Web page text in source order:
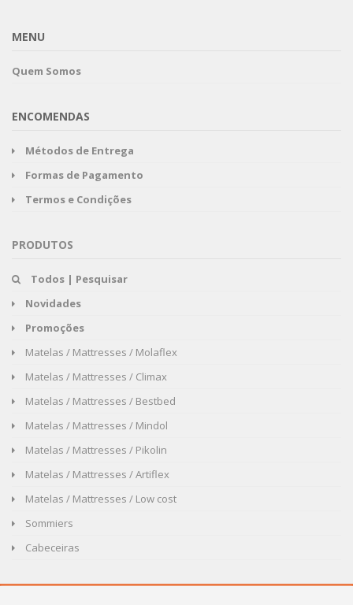
MENU
Quem Somos
ENCOMENDAS
Métodos de Entrega
Formas de Pagamento
Termos e Condições
PRODUTOS
Todos | Pesquisar
Novidades
Promoções
Matelas / Mattresses / Molaflex
Matelas / Mattresses / Climax
Matelas / Mattresses / Bestbed
Matelas / Mattresses / Mindol
Matelas / Mattresses / Pikolin
Matelas / Mattresses / Artiflex
Matelas / Mattresses / Low cost
Sommiers
Cabeceiras